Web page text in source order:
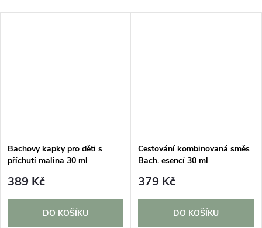
Bachovy kapky pro děti s
příchutí malina 30 ml
389 Kč
DO KOŠÍKU
Cestování kombinovaná směs
Bach. esencí 30 ml
379 Kč
DO KOŠÍKU